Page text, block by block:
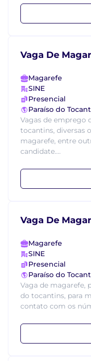
Vaga De
Magarefe
SINE
Presencial
Paraíso do
Vagas de emprego
tocantins, diversas
magarefe, entre
candidate....
Vaga De
Magarefe
SINE
Presencial
Paraíso do
Vaga de magarefe,
do tocantins, para
contato com os